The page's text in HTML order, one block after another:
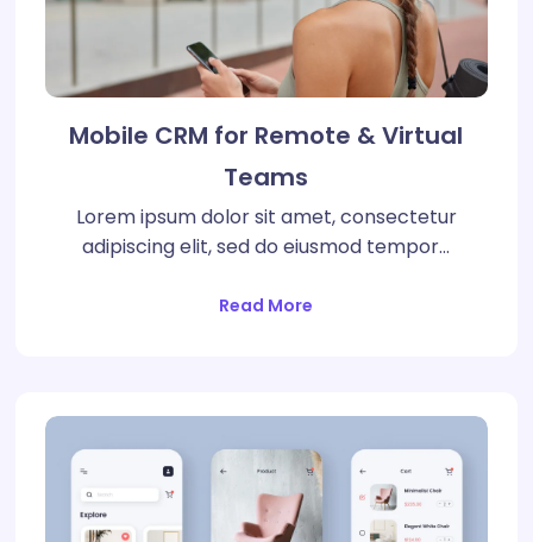
Mobile CRM for Remote & Virtual
Teams
Lorem ipsum dolor sit amet, consectetur
adipiscing elit, sed do eiusmod tempor…
Read More